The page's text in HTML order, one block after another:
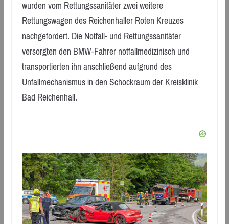
wurden vom Rettungssanitäter zwei weitere
Rettungswagen des Reichenhaller Roten Kreuzes
nachgefordert. Die Notfall- und Rettungssanitäter
versorgten den BMW-Fahrer notfallmedizinisch und
transportierten ihn anschließend aufgrund des
Unfallmechanismus in den Schockraum der Kreisklinik
Bad Reichenhall.